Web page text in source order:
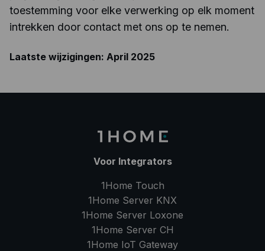
toestemming voor elke verwerking op elk moment
intrekken door contact met ons op te nemen.
Laatste wijzigingen: April 2025
Voor Integrators
1Home Touch
1Home Server KNX
1Home Server Loxone
1Home Server CH
1Home IoT Gateway